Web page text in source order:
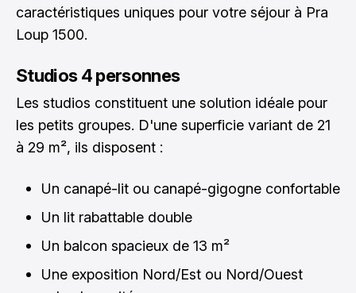
caractéristiques uniques pour votre séjour à Pra
Loup 1500.
Studios 4 personnes
Les studios constituent une solution idéale pour
les petits groupes. D'une superficie variant de 21
à 29 m², ils disposent :
Un canapé-lit ou canapé-gigogne confortable
Un lit rabattable double
Un balcon spacieux de 13 m²
Une exposition Nord/Est ou Nord/Ouest